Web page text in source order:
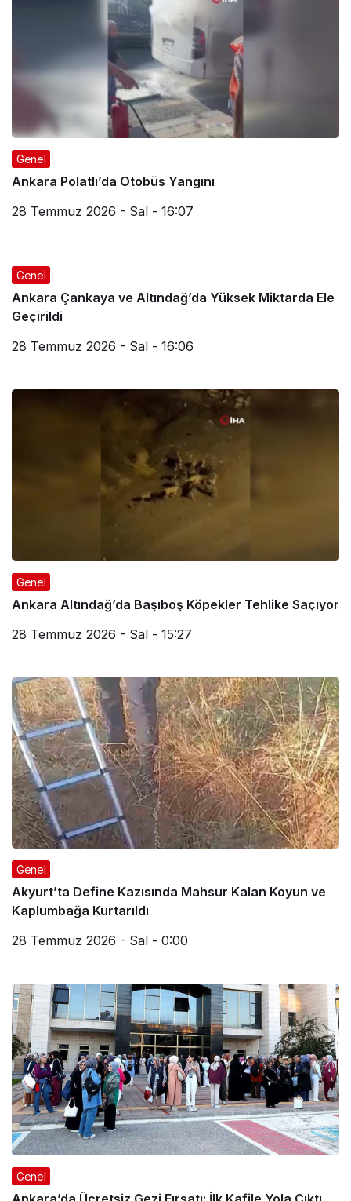
Genel
Ankara Polatlı’da Otobüs Yangını
28 Temmuz 2026 - Sal - 16:07
Genel
Ankara Çankaya ve Altındağ’da Yüksek Miktarda Ele
Geçirildi
28 Temmuz 2026 - Sal - 16:06
Genel
Ankara Altındağ’da Başıboş Köpekler Tehlike Saçıyor
28 Temmuz 2026 - Sal - 15:27
Genel
Akyurt’ta Define Kazısında Mahsur Kalan Koyun ve
Kaplumbağa Kurtarıldı
28 Temmuz 2026 - Sal - 0:00
Genel